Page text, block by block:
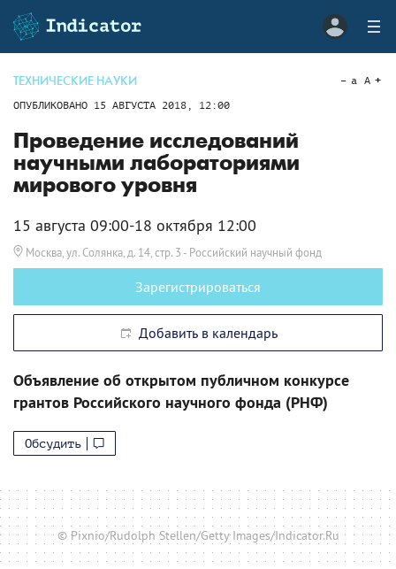
ТЕХНИЧЕСКИЕ НАУКИ
ОПУБЛИКОВАНО 15 АВГУСТА 2018, 12:00
a A
Проведение исследований
научными лабораториями
мирового уровня
15 августа 09:00-18 октября 12:00
Москва, ул. Солянка, д. 14, стр. 3 - Российский научный фонд
Зарегистрироваться
Добавить в календарь
Объявление об открытом публичном конкурсе
грантов Российского научного фонда (РНФ)
Обсудить
© Pixnio/Rudolph Stellen/Getty Images/Indicator.Ru